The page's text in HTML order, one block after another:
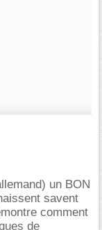
un BON
savent
comment
de